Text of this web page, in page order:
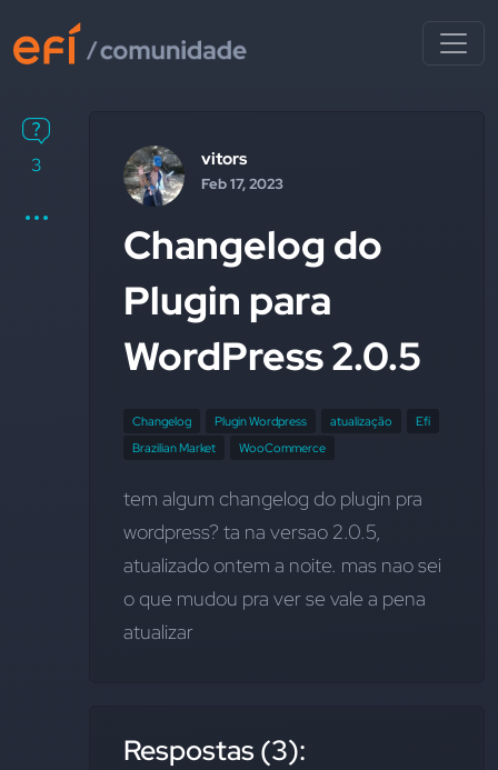
3 vitors
Feb 17, 2023
Changelog do
Plugin para
WordPress 2.0.5
Changelog Plugin Wordpress atualização
Efí
Brazilian Market
WooCommerce
tem algum changelog do plugin pra
wordpress? ta na versao 2.0.5,
atualizado ontem a noite. mas nao sei
o que mudou pra ver se vale a pena
atualizar
Respostas (3):